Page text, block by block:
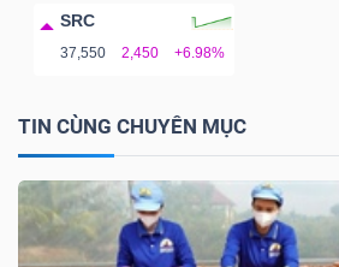
SRC
37,550 2,450 +6.98%
TIN CÙNG CHUYÊN MỤC
TIÊU
DÙNG
YẾU
CHĂM